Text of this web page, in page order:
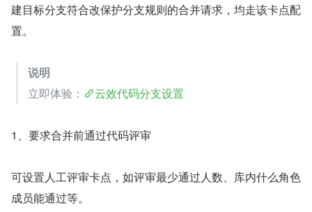
建目标分支符合改保护分支规则的合并请求，均走该卡点配
置。
说明
立即体验：
云效代码分支设置
1、要求合并前通过代码评审
可设置人工评审卡点，如评审最少通过人数、库内什么角色
成员能通过等。